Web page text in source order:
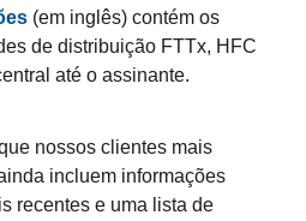
(em inglês) contém os
de distribuição FTTx, HFC
até o assinante.
nossos clientes mais
incluem informações
recentes e uma lista de